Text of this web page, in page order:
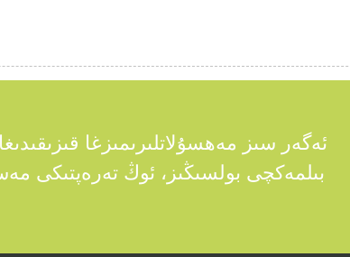
ئەگەر سىز مەھسۇلاتلىرىمىزغا
بىلمەكچى بولسىڭىز، ئوڭ تەرەپتىكى